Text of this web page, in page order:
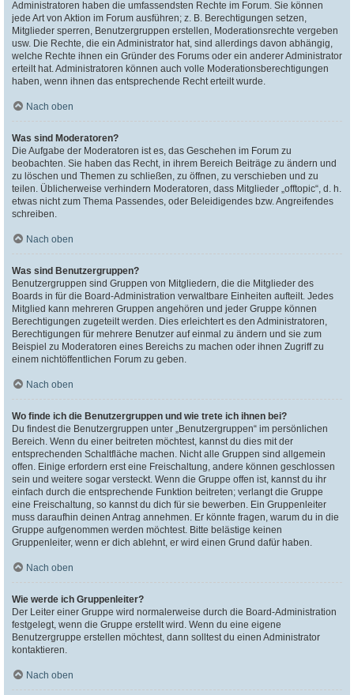
Administratoren haben die umfassendsten Rechte im Forum. Sie können
jede Art von Aktion im Forum ausführen; z. B. Berechtigungen setzen,
Mitglieder sperren, Benutzergruppen erstellen, Moderationsrechte vergeben
usw. Die Rechte, die ein Administrator hat, sind allerdings davon abhängig,
welche Rechte ihnen ein Gründer des Forums oder ein anderer Administrator
erteilt hat. Administratoren können auch volle Moderationsberechtigungen
haben, wenn ihnen das entsprechende Recht erteilt wurde.
Nach oben
Was sind Moderatoren?
Die Aufgabe der Moderatoren ist es, das Geschehen im Forum zu
beobachten. Sie haben das Recht, in ihrem Bereich Beiträge zu ändern und
zu löschen und Themen zu schließen, zu öffnen, zu verschieben und zu
teilen. Üblicherweise verhindern Moderatoren, dass Mitglieder „offtopic“, d. h.
etwas nicht zum Thema Passendes, oder Beleidigendes bzw. Angreifendes
schreiben.
Nach oben
Was sind Benutzergruppen?
Benutzergruppen sind Gruppen von Mitgliedern, die die Mitglieder des
Boards in für die Board-Administration verwaltbare Einheiten aufteilt. Jedes
Mitglied kann mehreren Gruppen angehören und jeder Gruppe können
Berechtigungen zugeteilt werden. Dies erleichtert es den Administratoren,
Berechtigungen für mehrere Benutzer auf einmal zu ändern und sie zum
Beispiel zu Moderatoren eines Bereichs zu machen oder ihnen Zugriff zu
einem nichtöffentlichen Forum zu geben.
Nach oben
Wo finde ich die Benutzergruppen und wie trete ich ihnen bei?
Du findest die Benutzergruppen unter „Benutzergruppen“ im persönlichen
Bereich. Wenn du einer beitreten möchtest, kannst du dies mit der
entsprechenden Schaltfläche machen. Nicht alle Gruppen sind allgemein
offen. Einige erfordern erst eine Freischaltung, andere können geschlossen
sein und weitere sogar versteckt. Wenn die Gruppe offen ist, kannst du ihr
einfach durch die entsprechende Funktion beitreten; verlangt die Gruppe
eine Freischaltung, so kannst du dich für sie bewerben. Ein Gruppenleiter
muss daraufhin deinen Antrag annehmen. Er könnte fragen, warum du in die
Gruppe aufgenommen werden möchtest. Bitte belästige keinen
Gruppenleiter, wenn er dich ablehnt, er wird einen Grund dafür haben.
Nach oben
Wie werde ich Gruppenleiter?
Der Leiter einer Gruppe wird normalerweise durch die Board-Administration
festgelegt, wenn die Gruppe erstellt wird. Wenn du eine eigene
Benutzergruppe erstellen möchtest, dann solltest du einen Administrator
kontaktieren.
Nach oben